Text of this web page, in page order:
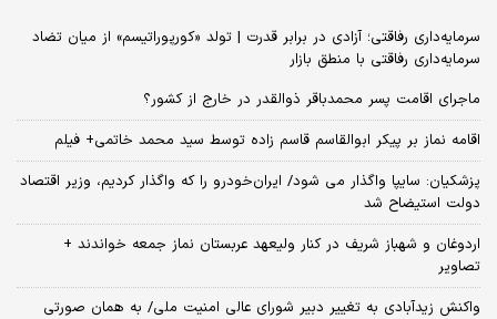
سرمایه‌داری رفاقتی؛ آزادی در برابر قدرت | تولد «کورپوراتیسم» از میان تضاد
سرمایه‌داری رفاقتی با منطق بازار
ماجرای اقامت پسر محمدباقر ذوالقدر در خارج از کشور؟
اقامه نماز بر پیکر ابوالقاسم قاسم زاده توسط سید محمد خاتمی+ فیلم
پزشکیان: سایپا واگذار می شود/ ایران‌خودرو را که واگذار کردیم، وزیر اقتصاد
دولت استیضاح شد
اردوغان و شهباز شریف در کنار ولیعهد عربستان نماز جمعه خواندند +
تصاویر
واکنش زیدآبادی به تغییر دبیر شورای عالی امنیت ملی/ به همان صورتی